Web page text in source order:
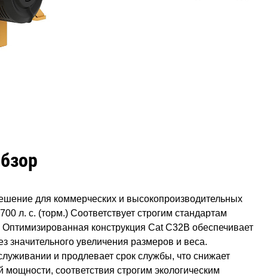
для коммерческих и высокопроизводительных
л. с. (торм.) Соответствует строгим стандартам
конструкция Cat C32B обеспечивает
увеличения размеров и веса.
и продлевает срок службы, что снижает
соответствия строгим экологическим